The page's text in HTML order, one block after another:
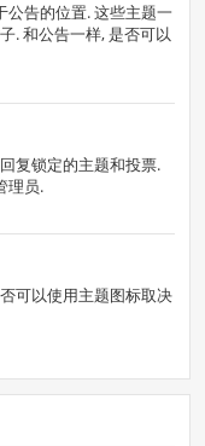
告的位置. 这些主题一
. 和公告一样, 是否可以
复锁定的主题和投票.
理员.
可以使用主题图标取决